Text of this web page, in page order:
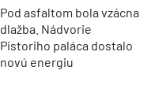
Pod asfaltom bola vzácna
dlažba. Nádvorie
Pistoriho paláca dostalo
novú energiu